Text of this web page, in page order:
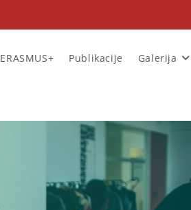
ERASMUS+ Publikacije Galerija